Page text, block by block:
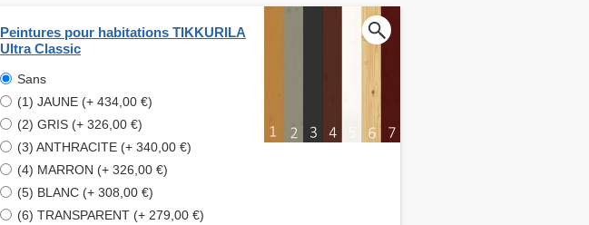
Peintures pour habitations TIKKURILA
Ultra Classic
Sans
(1) JAUNE (+ 434,00 €)
(2) GRIS (+ 326,00 €)
(3) ANTHRACITE (+ 340,00 €)
(4) MARRON (+ 326,00 €)
(5) BLANC (+ 308,00 €)
(6) TRANSPARENT (+ 279,00 €)